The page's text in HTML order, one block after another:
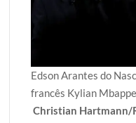
Edson Arantes do
francês Kylian
Christian Hartmann/